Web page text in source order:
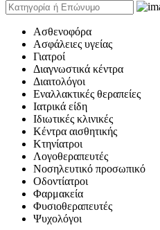
Ασθενοφόρα
Ασφάλειες υγείας
Γιατροί
Διαγνωστικά κέντρα
Διαιτολόγοι
Εναλλακτικές θεραπείες
Ιατρικά είδη
Ιδιωτικές κλινικές
Κέντρα αισθητικής
Κτηνίατροι
Λογοθεραπευτές
Νοσηλευτικό προσωπικό
Οδοντίατροι
Φαρμακεία
Φυσιοθεραπευτές
Ψυχολόγοι